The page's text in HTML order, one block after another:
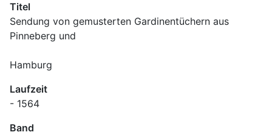
Titel
Sendung von gemusterten Gardinentüchern aus
Hamburg
Laufzeit
- 1564
Band